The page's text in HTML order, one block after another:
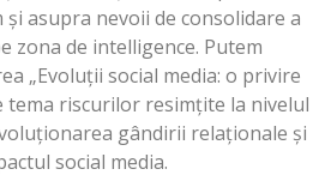
şi asupra nevoii de consolidare a
zona de intelligence. Putem
„Evoluţii social media: o privire
tema riscurilor resimţite la nivelul
gândirii relaţionale şi
social media.